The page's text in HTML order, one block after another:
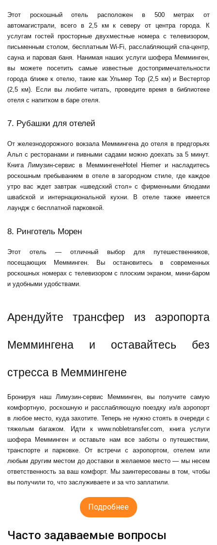
Этот роскошный отель расположен в 500 метрах от
автомагистрали, всего в 2,5 км к северу от центра города. К
услугам гостей просторные двухместные номера с телевизором,
письменным столом, бесплатным Wi-Fi, расслабляющий спа-центр,
сауна и паровая баня. Нанимая наших услуги шофера Мемминген
вы можете посетить самые известные достопримечательности
города ближе к отелю, такие как Ульмер Тор (2,5 км) и Вестертор
(2,5 км). Если вы любите читать, проведите время в библиотеке
отеля с напитком в баре отеля.
7. Рубашки для отелей
От железнодорожного вокзала Меммингена до отеля в предгорьях
Альп с ресторанами и пивными садами можно доехать за 5 минут.
Книга Лимузин-сервис в МеммингенеHotel Hiemer и насладитесь
роскошным пребыванием в отеле в загородном стиле, где каждое
утро вас ждет завтрак «шведский стол» с фирменными блюдами
швабской и интернациональной кухни. В отеле также имеется
лаундж с бесплатной парковкой.
8. Ринготель Морен
Этот отель — отличный выбор для путешественников,
посещающих Мемминген. Вы остановитесь в современных
роскошных номерах с телевизором с плоским экраном, мини-баром
и удобными удобствами.
Арендуйте трансфер из аэропорта
Меммингена и оставайтесь без
стресса в Меммингене
Бронируя наш Лимузин-сервис Мемминген, вы получите самую
комфортную, роскошную и расслабляющую поездку из/в аэропорт
в любое место, куда захотите. Теперь не нужно стоять в очереди с
тяжелым багажом. Идти кwww.nobletransfer.com , книгауслуги
шофера Мемминген и оставьте нам все заботы о путешествии,
транспорте и парковке. От встречи с аэропортом, отелем или
любым другим местом до доставки в желаемое место — мы несем
ответственность за ваш комфорт. Мы заинтересованы в том, чтобы
вы получили то, что заслуживаете и за что заплатили.
Подробнее
Часто задаваемые вопросы